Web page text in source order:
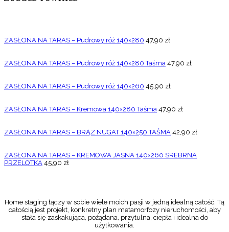
ZASŁONA NA TARAS – Pudrowy róż 140×280 47,90 zł
ZASŁONA NA TARAS – Pudrowy róż 140×280 Taśma 47,90 zł
ZASŁONA NA TARAS – Pudrowy róż 140×260 45,90 zł
ZASŁONA NA TARAS – Kremowa 140×280 Taśma 47,90 zł
ZASŁONA NA TARAS – BRĄZ NUGAT 140×250 TAŚMA 42,90 zł
ZASŁONA NA TARAS – KREMOWA JASNA 140×260 SREBRNA
PRZELOTKA 45,90 zł
Home staging łączy w sobie wiele moich pasji w jedną idealną całość. Tą
całością jest projekt, konkretny plan metamorfozy nieruchomości, aby
stała się zaskakująca, pożądana, przytulna, ciepła i idealna do
użytkowania.